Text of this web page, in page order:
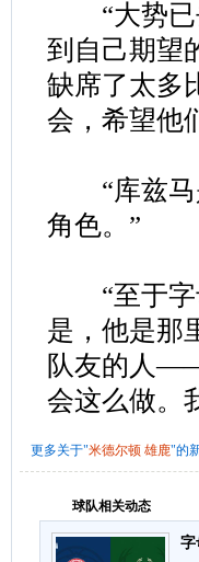
“大势已
到自己期望
缺席了太多
会，希望他
“库兹马
角色。”
“至于字
是，他是那
队友的人
会这么做。
更多关于"米德尔顿 雄鹿"的
球队相关动态
字